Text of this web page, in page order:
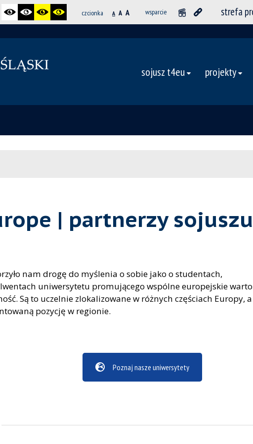
czcionka A A A wsparcie strefa
sojusz t4eu projekty
| partnerzy sojuszu
nam drogę do myślenia o sobie jako o studentach,
uniwersytetu promującego wspólne europejskie
Są to uczelnie zlokalizowane w różnych częściach Europy, a
pozycję w regionie.
Poznaj nasze uniwersytety